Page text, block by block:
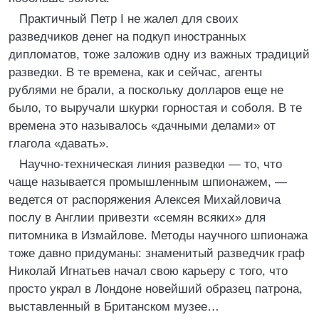
Практичный Петр I не жалел для своих
разведчиков денег на подкуп иностранных
дипломатов, тоже заложив одну из важных традиций
разведки. В те времена, как и сейчас, агенты
рублями не брали, а поскольку долларов еще не
было, то выручали шкурки горностая и соболя. В те
времена это называлось «дачными делами» от
глагола «давать».
Научно-техническая линия разведки — то, что
чаще называется промышленным шпионажем, —
ведется от распоряжения Алексея Михайловича
послу в Англии привезти «семян всяких» для
питомника в Измайлове. Методы научного шпионажа
тоже давно придуманы: знаменитый разведчик граф
Николай Игнатьев начал свою карьеру с того, что
просто украл в Лондоне новейший образец патрона,
выставленный в Британском музее…